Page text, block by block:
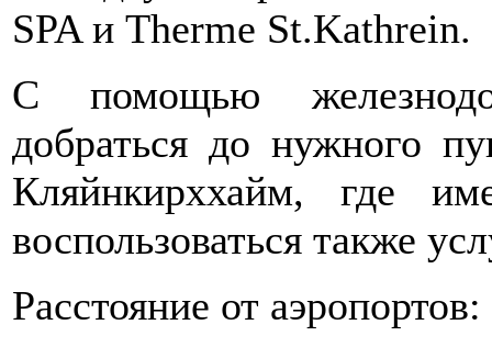
SPA и Therme St.Kathrein.
С помощью
добраться до нужного
Кляйнкирххайм, где
воспользоваться также
Расстояние от аэропортов: